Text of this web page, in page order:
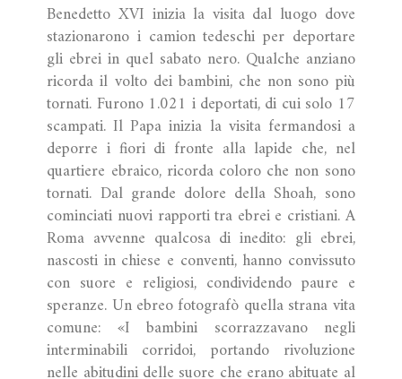
Benedetto XVI inizia la visita dal luogo dove
stazionarono i camion tedeschi per deportare
gli ebrei in quel sabato nero. Qualche anziano
ricorda il volto dei bambini, che non sono più
tornati. Furono 1.021 i deportati, di cui solo 17
scampati. Il Papa inizia la visita fermandosi a
deporre i fiori di fronte alla lapide che, nel
quartiere ebraico, ricorda coloro che non sono
tornati. Dal grande dolore della Shoah, sono
cominciati nuovi rapporti tra ebrei e cristiani. A
Roma avvenne qualcosa di inedito: gli ebrei,
nascosti in chiese e conventi, hanno convissuto
con suore e religiosi, condividendo paure e
speranze. Un ebreo fotografò quella strana vita
comune: «I bambini scorrazzavano negli
interminabili corridoi, portando rivoluzione
nelle abitudini delle suore che erano abituate al